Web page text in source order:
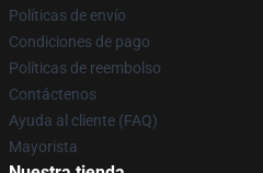
Políticas de envío
Condiciones de pago
Políticas de reembolso
Contáctenos
Ayuda al cliente (FAQ)
Mayorista